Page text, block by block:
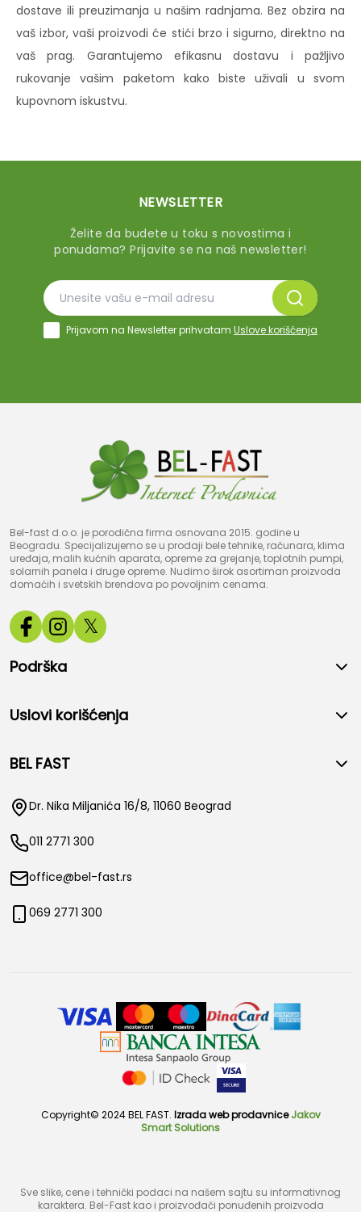
dostave ili preuzimanja u našim radnjama. Bez obzira na
vaš izbor, vaši proizvodi će stići brzo i sigurno, direktno na
vaš prag. Garantujemo efikasnu dostavu i pažljivo
rukovanje vašim paketom kako biste uživali u svom
kupovnom iskustvu.
NEWSLETTER
Želite da budete u toku s novostima i
ponudama? Prijavite se na naš newsletter!
Prijavom na Newsletter prihvatam Uslove korišćenja
Bel-fast d.o.o. je porodična firma osnovana 2015. godine u
Beogradu. Specijalizujemo se u prodaji bele tehnike, računara, klima
uređaja, malih kućnih aparata, opreme za grejanje, toplotnih pumpi,
solarnih panela i druge opreme. Nudimo širok asortiman proizvoda
domaćih i svetskih brendova po povoljnim cenama.
𝕏
Podrška
Uslovi korišćenja
BEL FAST
Dr. Nika Miljanića 16/8, 11060 Beograd
011 2771 300
office@bel-fast.rs
069 2771 300
Copyright© 2024 BEL FAST. Izrada web prodavnice Jakov
Smart Solutions
Sve slike, cene i tehnički podaci na našem sajtu su informativnog
karaktera. Bel-Fast kao i proizvođači ponuđenih proizvoda